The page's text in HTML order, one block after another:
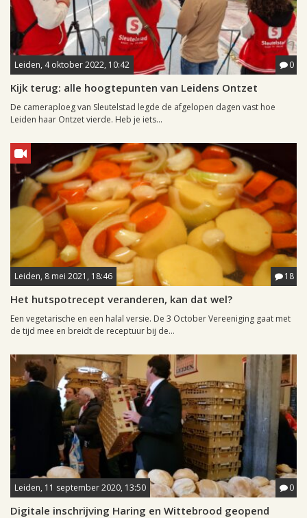
Leiden, 4 oktober 2022, 10:42 0
Kijk terug: alle hoogtepunten van Leidens Ontzet
De cameraploeg van Sleutelstad legde de afgelopen dagen vast hoe
Leiden haar Ontzet vierde. Heb je iets...
Leiden, 8 mei 2021, 18:46 18
Het hutspotrecept veranderen, kan dat wel?
Een vegetarische en een halal versie. De 3 October Vereeniging gaat met
de tijd mee en breidt de receptuur bij de...
Leiden, 11 september 2020, 13:50 0
Digitale inschrijving Haring en Wittebrood geopend